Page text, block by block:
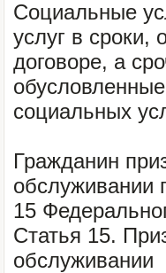
Социальные
услуг в сроки,
договоре, а
социальных
Гражданин
обслуживании
15
Статья 15.
обслуживании